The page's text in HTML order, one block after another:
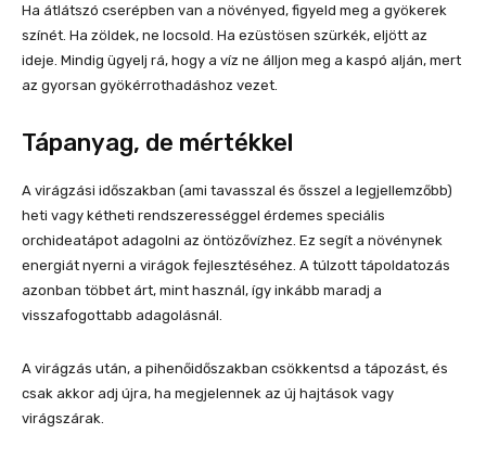
Ha átlátszó cserépben van a növényed, figyeld meg a gyökerek
színét. Ha zöldek, ne locsold. Ha ezüstösen szürkék, eljött az
ideje. Mindig ügyelj rá, hogy a víz ne álljon meg a kaspó alján, mert
az gyorsan gyökérrothadáshoz vezet.
Tápanyag, de mértékkel
A virágzási időszakban (ami tavasszal és ősszel a legjellemzőbb)
heti vagy kétheti rendszerességgel érdemes speciális
orchideatápot adagolni az öntözővízhez. Ez segít a növénynek
energiát nyerni a virágok fejlesztéséhez. A túlzott tápoldatozás
azonban többet árt, mint használ, így inkább maradj a
visszafogottabb adagolásnál.
A virágzás után, a pihenőidőszakban csökkentsd a tápozást, és
csak akkor adj újra, ha megjelennek az új hajtások vagy
virágszárak.